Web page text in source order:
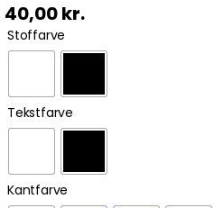
40,00kr.
Stoffarve
Tekstfarve
Kantfarve